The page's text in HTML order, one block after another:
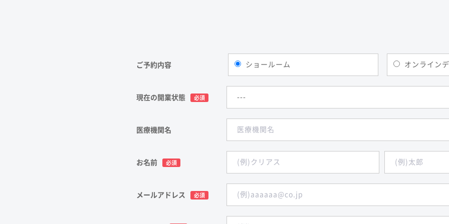
ご予約内容 ショールーム オンライン
現在の開業状態 必須
医療機関名
お名前 必須
メールアドレス 必須